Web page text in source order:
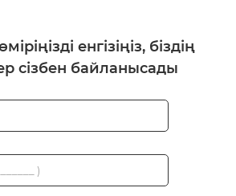
енгізіңіз, біздің
сізбен байланысады